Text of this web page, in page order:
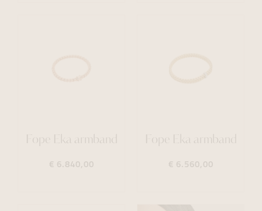
Fope Eka armband
€ 6.840,00
Fope Eka armband
€ 6.560,00